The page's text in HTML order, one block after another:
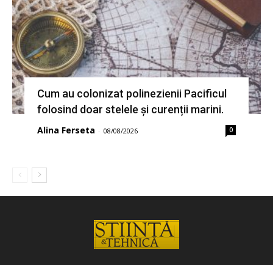
Cum au colonizat polinezienii Pacificul
folosind doar stelele și curenții marini.
Alina Ferseta - 08/08/2026 0